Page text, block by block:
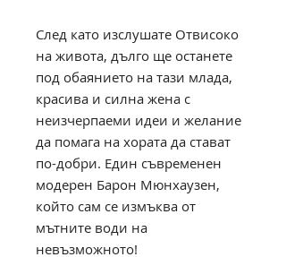
След като изслушате Отвисоко
на живота, дълго ще останете
под обаянието на тази млада,
красива и силна жена с
неизчерпаеми идеи и желание
да помага на хората да стават
по-добри. Един съвременен
модерен Барон Мюнхаузен,
който сам се измъква от
мътните води на
невъзможното!